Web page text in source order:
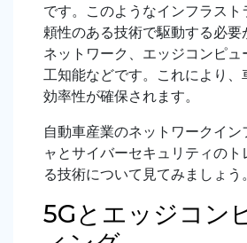
です。このようなインフラスト
頼性のある技術で駆動する必要
ネットワーク、エッジコンピュ
工知能などです。これにより、
効率性が確保されます。
自動車産業のネットワークイン
ャとサイバーセキュリティのト
る技術について見てみましょう。
5Gとエッジコン